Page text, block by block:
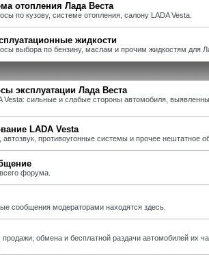
отопления Лада Веста
по кузову, системе отопления, салону LADA Vesta.
жидкости
выбора по бензину, маслам и прочим жидкостям для
эксплуатации Лада Веста
сильные и слабые стороны автомобиля,
LADA Vesta
автозвук, противоугонные системы и прочее нештатное
форума.
сообщения модераторами находятся здесь.
продажи, обмена и бесплатной раздачи автомобилей их